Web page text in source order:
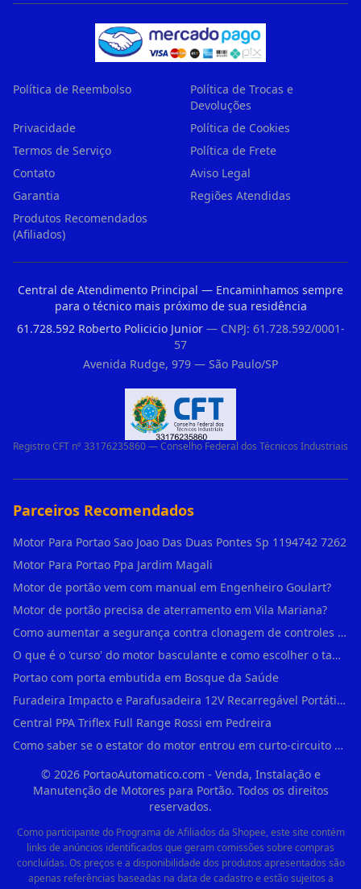
Política de Reembolso
Política de Trocas e
Devoluções
Privacidade
Política de Cookies
Termos de Serviço
Política de Frete
Contato
Aviso Legal
Garantia
Regiões Atendidas
Produtos Recomendados
(Afiliados)
Central de Atendimento Principal — Encaminhamos sempre
para o técnico mais próximo de sua residência
61.728.592 Roberto Policicio Junior— CNPJ: 61.728.592/0001-
57
Avenida Rudge, 979 — São Paulo/SP
Registro CFT nº 33176235860 — Conselho Federal dos Técnicos Industriais
Parceiros Recomendados
Motor Para Portao Sao Joao Das Duas Pontes Sp 1194742 7262
Motor Para Portao Ppa Jardim Magali
Motor de portão vem com manual em Engenheiro Goulart?
Motor de portão precisa de aterramento em Vila Mariana?
Como aumentar a segurança contra clonagem de controles de portão em São Rafael?
O que é o 'curso' do motor basculante e como escolher o tamanho certo (1,4m, 1,5m, 2,0m) em Engenheiro Goulart?
Portao com porta embutida em Bosque da Saúde
Furadeira Impacto e Parafusadeira 12V Recarregável Portátil Sem Fio Mandril 3/8 em Brás
Central PPA Triflex Full Range Rossi em Pedreira
Como saber se o estator do motor entrou em curto-circuito em Alto de Pinheiros?
© 2026PortaoAutomatico.com - Venda, Instalação e
Manutenção de Motores para Portão. Todos os direitos
reservados.
Como participante do Programa de Afiliados da Shopee, este site contém
links de anúncios identificados que geram comissões sobre compras
concluídas. Os preços e a disponibilidade dos produtos apresentados são
apenas referências baseadas na data de cadastro e estão sujeitos a